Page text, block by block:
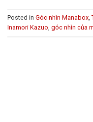
Posted in Góc nhìn Manabox
Inamori Kazuo góc nhìn của